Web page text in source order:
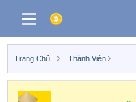
Trang Chủ Thành Viên